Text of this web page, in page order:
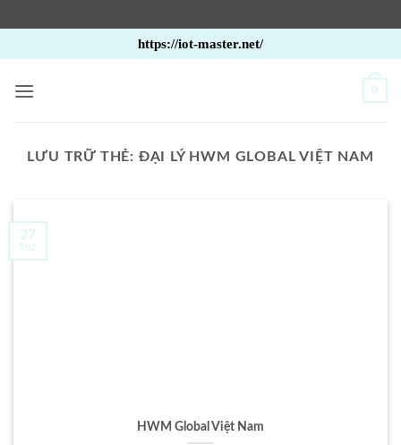
qua
nội
https://iot-master.net/
0
LƯU TRỮ THẺ: ĐẠI LÝ HWM GLOBAL VIỆT NAM
HWM Global Việt Nam
27
Th2